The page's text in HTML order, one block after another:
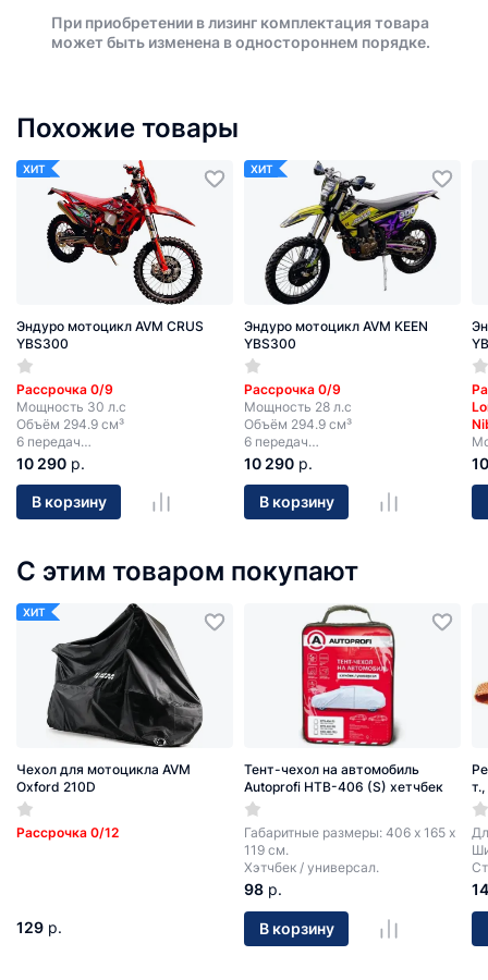
При приобретении в лизинг комплектация товара
может быть изменена в одностороннем порядке.
Похожие товары
ХИТ
Эндуро мотоцикл AVM CRUS
YBS300
Рассрочка 0/9
Мощность 30 л.с
Объём 294.9 см³
6 передач
Электростартер
10 290 р.
В корзину
ХИТ
Эндуро мотоцикл AVM KEEN
YBS300
Рассрочка 0/9
Мощность 28 л.с
Объём 294.9 см³
6 передач
Электростартер
10 290 р.
В корзину
С этим товаром покупают
ХИТ
Чехол для мотоцикла AVM
Oxford 210D
Рассрочка 0/12
129 р.
Тент-чехол на автомобиль
Autoprofi HTB-406 (S) хетчбек
Габаритные размеры: 406 х 165 х
119 см.
Хэтчбек / универсал.
98 р.
В корзину
14